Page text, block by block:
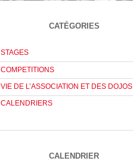
CATÉGORIES
STAGES
COMPETITIONS
VIE DE L’ASSOCIATION ET DES DOJOS
CALENDRIERS
CALENDRIER